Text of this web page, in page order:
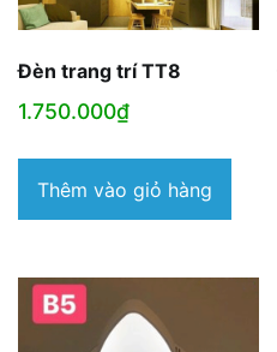
Đèn trang trí TT8
1.750.000₫
Thêm vào giỏ hàng